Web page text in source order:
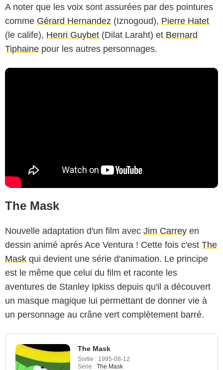
A noter que les voix sont assurées par des pointures
comme Gérard Hernandez (Iznogoud), Pierre Hatet
(le calife), Henri Guybet (Dilat Laraht) et Bernard
Tiphaine pour les autres personnages.
The Mask
Nouvelle adaptation d'un film avec Jim Carrey en
dessin animé après Ace Ventura ! Cette fois c'est The
Mask qui devient une série d'animation. Le principe
est le même que celui du film et raconte les
aventures de Stanley Ipkiss depuis qu'il a découvert
un masque magique lui permettant de donner vie à
un personnage au crâne vert complètement barré.
The Mask
Sortie : 1995-08-12
Série : The Mask